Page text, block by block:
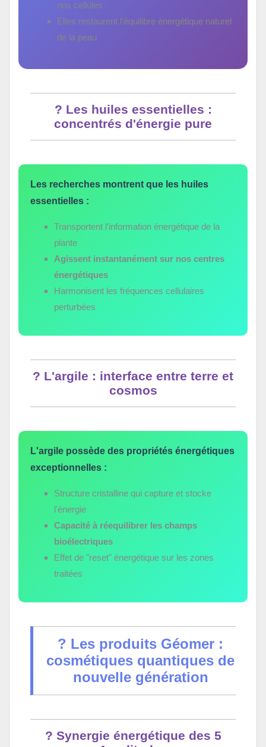
nos cellules
Elles restaurent l'équilibre énergétique naturel
de la peau
? Les huiles essentielles :
concentrés d'énergie pure
Les recherches montrent que les huiles
essentielles :
Transportent l'information énergétique de la
plante
Agissent instantanément sur nos centres
énergétiques
Harmonisent les fréquences cellulaires
perturbées
?️ L'argile : interface entre terre et
cosmos
L'argile possède des propriétés énergétiques
exceptionnelles :
Structure cristalline qui capture et stocke
l'énergie
Capacité à réequilibrer les champs
bioélectriques
Effet de "reset" énergétique sur les zones
traitées
? Les produits Géomer :
cosmétiques quantiques de
nouvelle génération
? Synergie énergétique des 5